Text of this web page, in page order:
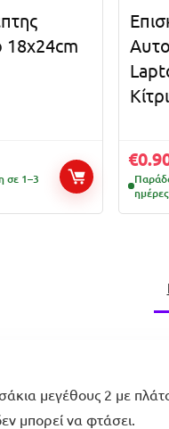
σε 1–3
€
ημέρες
μεγέθους 2 με
μπορεί να φτάσει.